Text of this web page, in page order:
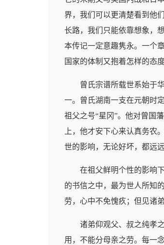
界，我们可以更清楚看到他
长路，我们只能依靠想象，
本传记一定意趣隽永。一个
国家的体制又抱着怎样的态度
曾氏宗谱所载世系始于
一。曾氏湖南一支在元朝时
祖父之号“星冈”。他对曾国
上，他才安下心来认真务农
世的影响，无论好坏，都远
在祖父鲜明个性的影响
的书信之中，最为世人所知
劳，心中不免愧疚；但见诸
诸弟仰观父、叔之纯孝
用，不能分母亲之劳。每一